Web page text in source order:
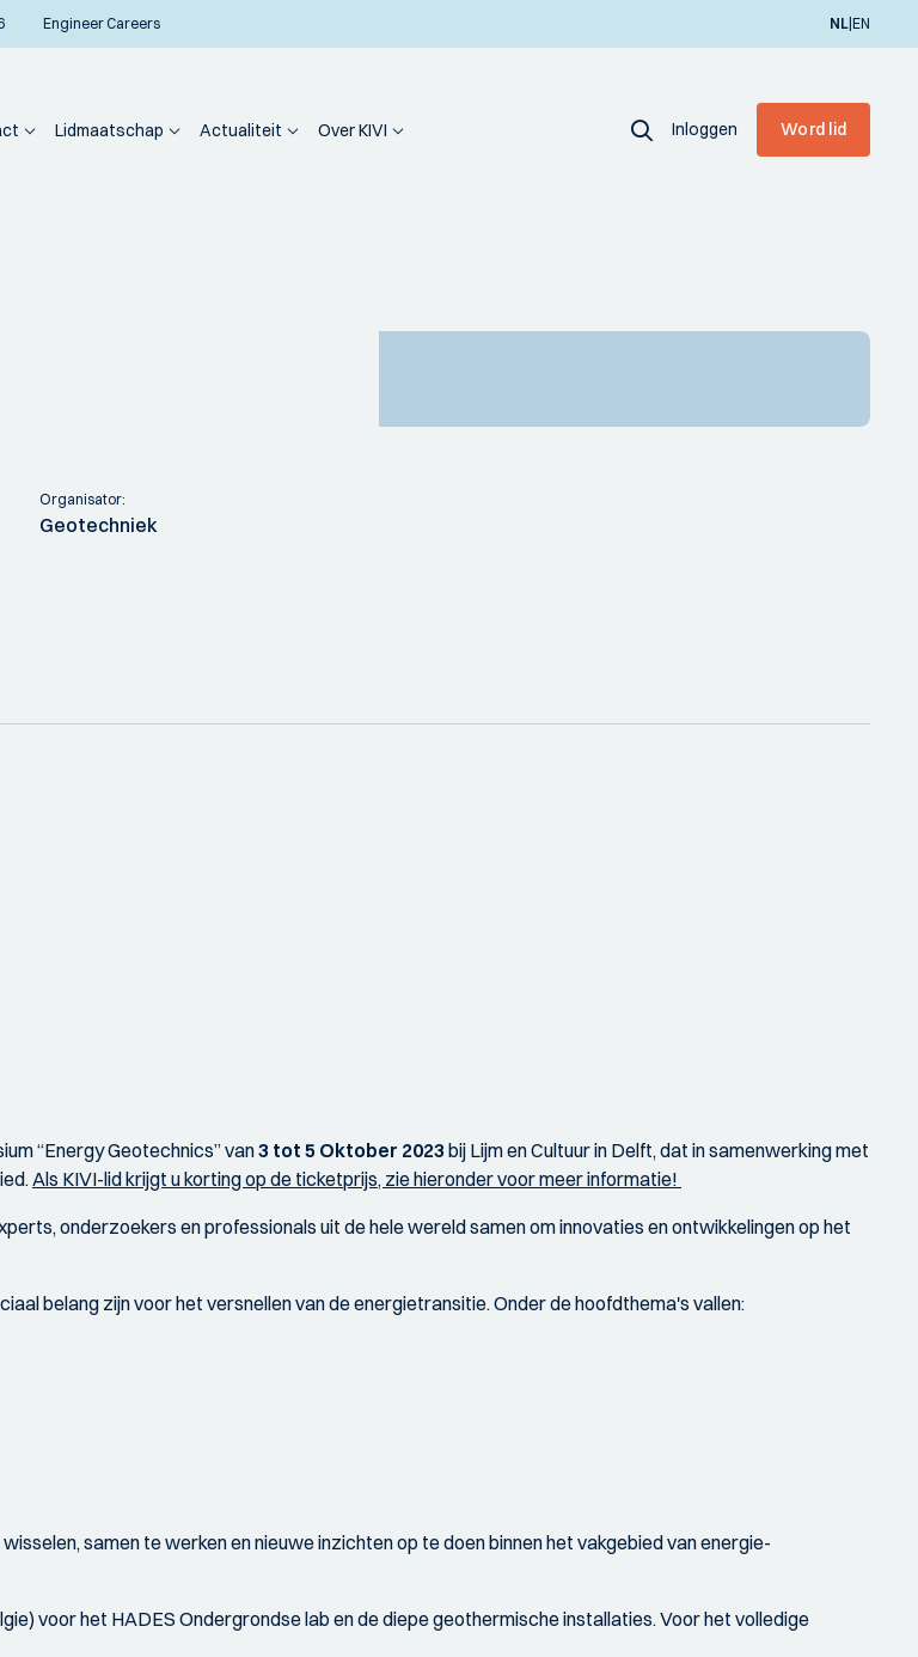
Engineer Careers NL|EN
Lidmaatschap Actualiteit Over KIVI Inloggen Word lid
Organisator:
Geotechniek
“Energy Geotechnics” van3 tot 5 Oktober 2023 bij Lijm en Cultuur in Delft, dat in samenwerking met
Als KIVI-lid krijgt u korting op de ticketprijs, zie hieronder voor meer informatie!
onderzoekers en professionals uit de hele wereld samen om innovaties en ontwikkelingen op het
belang zijn voor het versnellen van de energietransitie. Onder de hoofdthema's vallen:
samen te werken en nieuwe inzichten op te doen binnen het vakgebied van energie-
voor het HADES Ondergrondse lab en de diepe geothermische installaties. Voor het volledige